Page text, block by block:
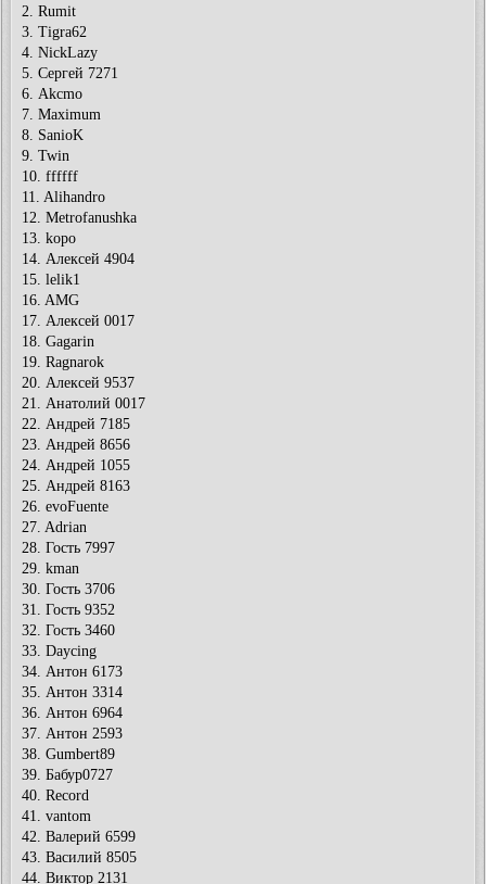
2. Rumit
3. Tigra62
4. NickLazy
5. Сергей 7271
6. Akcmo
7. Maximum
8. SanioK
9. Twin
10. ffffff
11. Alihandro
12. Metrofanushka
13. kopo
14. Алексей 4904
15. lelik1
16. AMG
17. Алексей 0017
18. Gagarin
19. Ragnarok
20. Алексей 9537
21. Анатолий 0017
22. Андрей 7185
23. Андрей 8656
24. Андрей 1055
25. Андрей 8163
26. evoFuente
27. Adrian
28. Гость 7997
29. kman
30. Гость 3706
31. Гость 9352
32. Гость 3460
33. Daycing
34. Антон 6173
35. Антон 3314
36. Антон 6964
37. Антон 2593
38. Gumbert89
39. Бабур0727
40. Record
41. vantom
42. Валерий 6599
43. Василий 8505
44. Виктор 2131